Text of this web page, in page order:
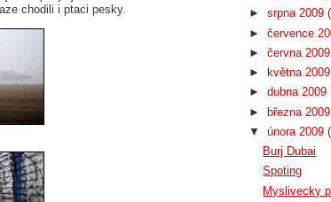
chodili i ptaci pesky.
► srpna 2009
► července
► června 2009
►
května 2009
► dubna 2009
► března 2009
▼ února 2009
Burj Dubai
Spoting
Myslivecky